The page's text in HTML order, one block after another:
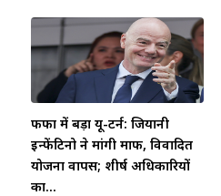
फीफा में बड़ा यू-टर्न: जियानी
इन्फेंटिनो ने मांगी माफी, विवादित
योजना वापस; शीर्ष अधिकारियों
का...